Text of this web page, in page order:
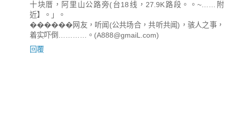
十块厝，阿里山公路旁(台18线，27.9K路段。。~……附
近】。」。
������网友，听闻(公共场合，共听共闻)，骇人之事，
着实吓倒…………。(A888@gmaiL.com)
回覆